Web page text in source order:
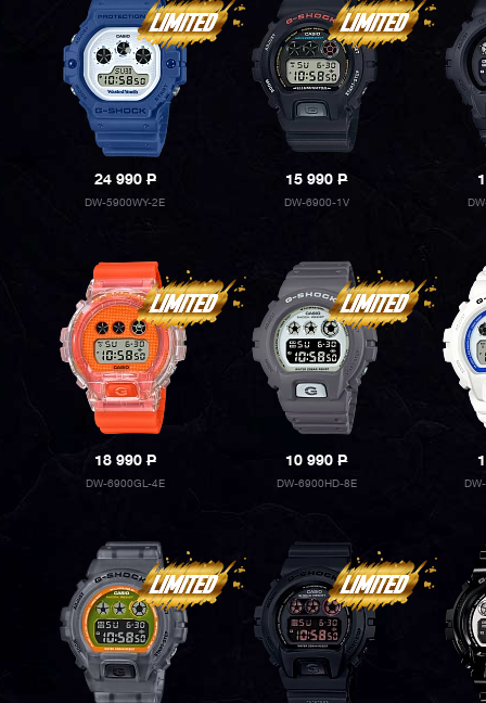
24 990P
DW-5900WY-2E
15 990P
DW-6900-1V
18 990P
DW-6900GL-4E
10 990P
DW-6900HD-8E